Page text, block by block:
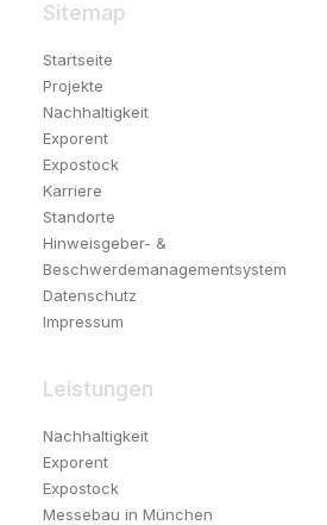
Sitemap
Startseite
Projekte
Nachhaltigkeit
Exporent
Expostock
Karriere
Standorte
Hinweisgeber- &
Beschwerdemanagementsystem
Datenschutz
Impressum
Leistungen
Nachhaltigkeit
Exporent
Expostock
Messebau in München